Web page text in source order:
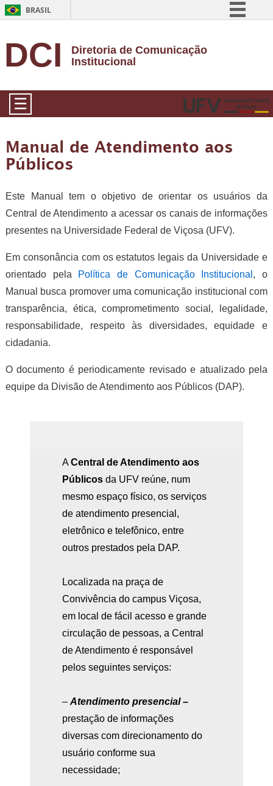
BRASIL
Comunica BR
Acesso à informação
Legislação
DCI
Diretoria de Comunicação
Institucional
☰
Manual de Atendimento aos
Públicos
Este Manual tem o objetivo de orientar os usuários da
Central de Atendimento a acessar os canais de informações
presentes na Universidade Federal de Viçosa (UFV).
Em consonância com os estatutos legais da Universidade e
orientado pela Política de Comunicação Institucional , o
Manual busca promover uma comunicação institucional com
transparência, ética, comprometimento social, legalidade,
responsabilidade, respeito às diversidades, equidade e
cidadania.
O documento é periodicamente revisado e atualizado pela
equipe da Divisão de Atendimento aos Públicos (DAP).
ACentral de Atendimento aos
Públicosda UFV reúne, num
mesmo espaço físico, os serviços
de atendimento presencial,
eletrônico e telefônico, entre
outros prestados pela DAP.
Localizada na praça de
Convivência do campus Viçosa,
em local de fácil acesso e grande
circulação de pessoas, a Central
de Atendimento é responsável
pelos seguintes serviços:
– Atendimento presencial –
prestação de informações
diversas com direcionamento do
usuário conforme sua
necessidade;